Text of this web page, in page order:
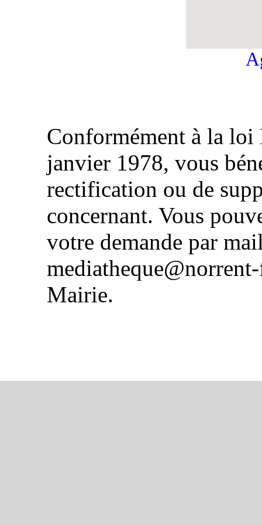
Conformément à la
janvier 1978, vous
rectification ou de
concernant. Vous
votre demande par
Mairie.